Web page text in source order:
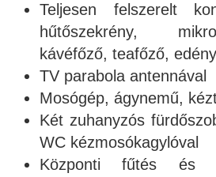
Teljesen felszerelt
hűtőszekrény,
kávéfőző, teafőző,
TV parabola antennával
Mosógép, ágynemű,
Két zuhanyzós
WC kézmosókagylóval
Központi fűtés és